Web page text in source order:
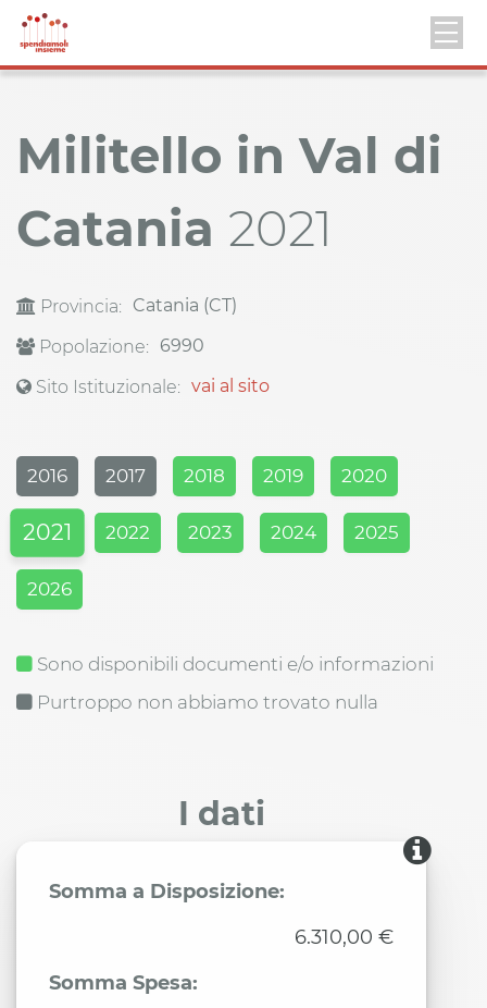
Militello in Val di
Catania 2021
Provincia:
Catania (CT)
Popolazione:
6990
Sito Istituzionale: vai al sito
2016 2017 2018 2019 2020
2021 2022 2023 2024 2025
2026
Sono disponibili documenti e/o informazioni
Purtroppo non abbiamo trovato nulla
I dati
Somma a Disposizione:
6.310,00 €
Somma Spesa: